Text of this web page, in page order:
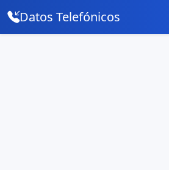
Datos Telefónicos